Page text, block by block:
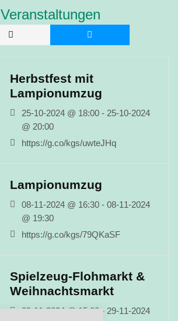
Veranstaltungen
Herbstfest mit
Lampionumzug
25-10-2024 @ 18:00 - 25-10-2024
@ 20:00
https://g.co/kgs/uwteJHq
Lampionumzug
08-11-2024 @ 16:30 - 08-11-2024
@ 19:30
https://g.co/kgs/79QKaSF
Spielzeug-Flohmarkt &
Weihnachtsmarkt
29-11-2024 @ 15:00 - 29-11-2024